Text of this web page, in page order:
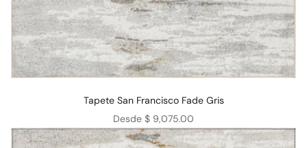
Tapete San Francisco Fade Gris
Precio de oferta
Desde $ 9,075.00